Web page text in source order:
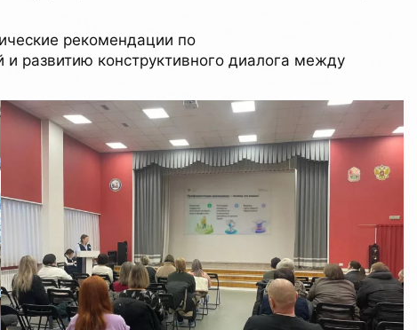
рекомендации по
развитию конструктивного диалога между